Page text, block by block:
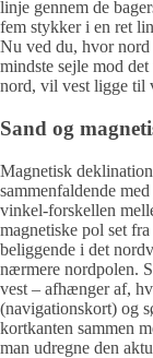
linje gennem de
fem stykker i en ret
Nu ved du, hvor
mindste sejle mod
nord, vil vest ligge til
Sand og
Magnetisk
sammenfaldende
vinkel-forskellen
magnetiske pol set
beliggende i det
nærmere nordpolen.
vest – afhænger af,
(navigationskort) og
kortkanten sammen
man udregne den